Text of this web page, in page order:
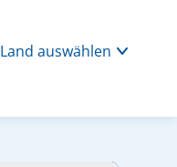
Land auswählen